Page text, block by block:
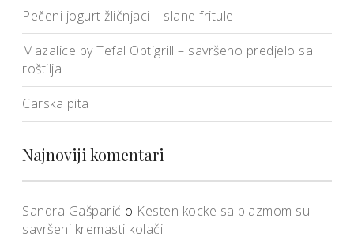
Pečeni jogurt žličnjaci – slane fritule
Mazalice by Tefal Optigrill – savršeno predjelo sa
roštilja
Carska pita
Najnoviji komentari
Sandra Gašparić o Kesten kocke sa plazmom su
savršeni kremasti kolači